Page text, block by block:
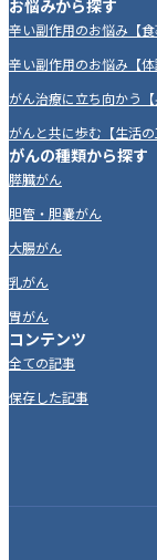
お悩みから探す
辛い副作用のお悩み【食
辛い副作用のお悩み【体
がん治療に立ち向かう【
がんと共に歩む【生活の
がんの種類から探す
膵臓がん
胆管・胆嚢がん
大腸がん
乳がん
胃がん
コンテンツ
全ての記事
保存した記事